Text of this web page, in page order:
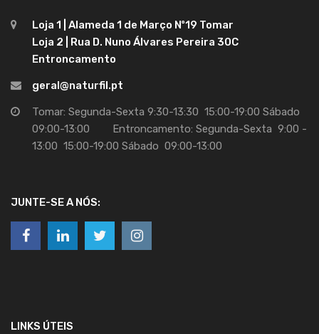
Loja 1 | Alameda 1 de Março Nº19 Tomar
Loja 2 | Rua D. Nuno Álvares Pereira 30C
Entroncamento
geral@naturfil.pt
Tomar: Segunda-Sexta 9:30-13:30 15:00-19:00 Sábado
09:00-13:00 Entroncamento: Segunda-Sexta 9:00 -
13:00 15:00-19:00 Sábado 09:00-13:00
JUNTE-SE A NÓS:
LINKS ÚTEIS